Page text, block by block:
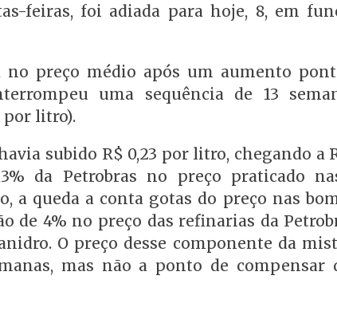
feiras, foi adiada para hoje, 8, em
no preço médio após um aumento
uma sequência de 13
por litro).
subido R$ 0,23 por litro, chegando a
da Petrobras no preço praticado
a queda a conta gotas do preço nas
de 4% no preço das refinarias da
O preço desse componente da
mas não a ponto de compensar